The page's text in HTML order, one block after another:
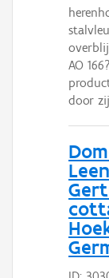
AO
door